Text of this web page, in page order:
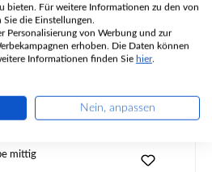
bieten. Für weitere Informationen zu den von
die Einstellungen.
Personalisierung von Werbung und zur
erhoben. Die Daten können
Informationen finden Sie hier.
Nein, anpassen